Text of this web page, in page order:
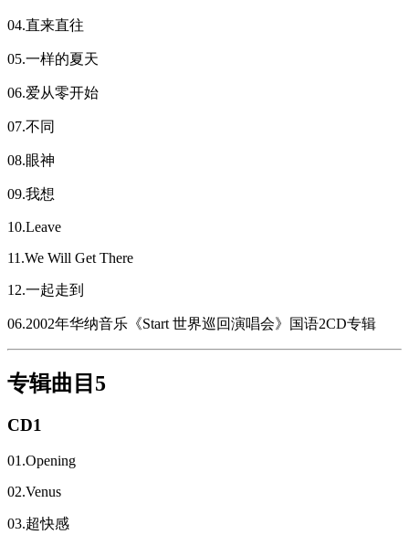
04.直来直往
05.一样的夏天
06.爱从零开始
07.不同
08.眼神
09.我想
10.Leave
11.We Will Get There
12.一起走到
06.2002年华纳音乐《Start 世界巡回演唱会》国语2CD专辑
专辑曲目5
CD1
01.Opening
02.Venus
03.超快感